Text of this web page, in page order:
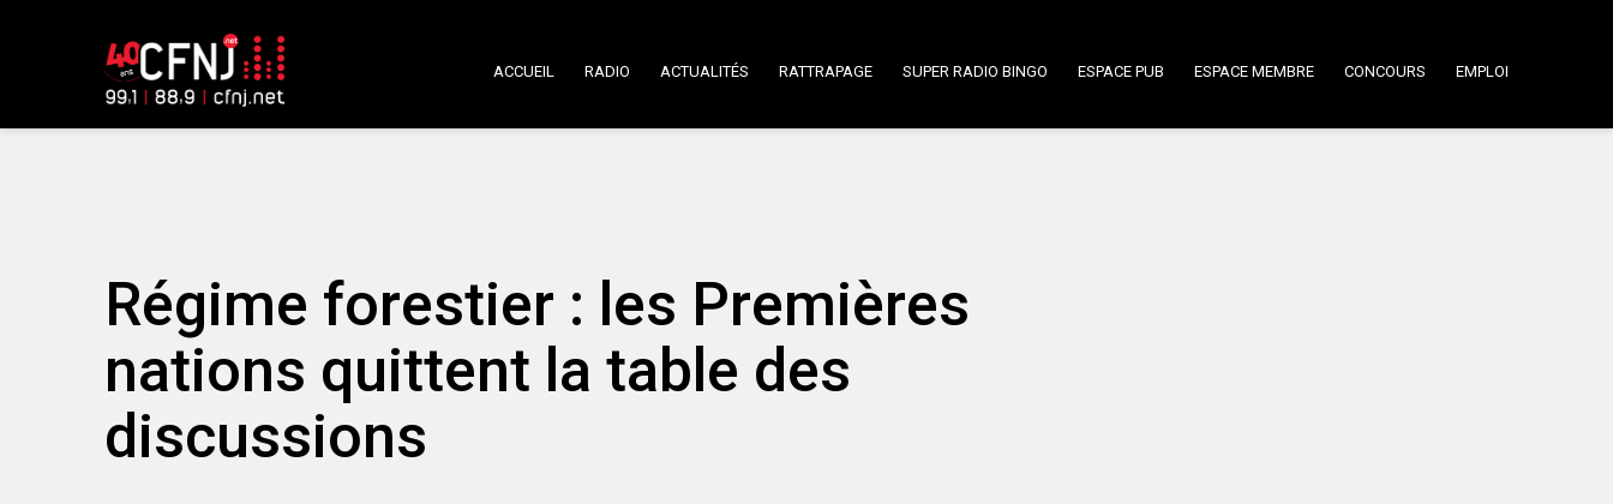
ACCUEIL RADIO ACTUALITÉS RATTRAPAGE SUPER RADIO BINGO ESPACE PUB ESPACE MEMBRE CONCOURS EMPLOI
Régime forestier : les Premières
nations quittent la table des
discussions